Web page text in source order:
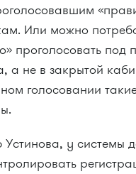
Или можно
проголосовать под
а не в закрытой
голосовании
у системы